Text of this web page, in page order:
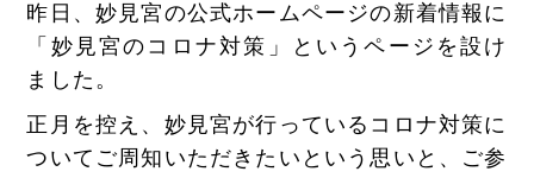
昨日、妙見宮の公式ホームページの新着情報に
「 妙見宮のコロナ対策 」というページを設け
ました。
正月を控え、妙見宮が行っているコロナ対策に
ついてご周知いただきたいという思いと、ご参